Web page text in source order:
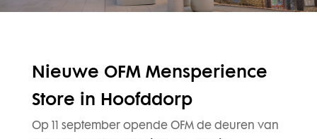
Nieuwe OFM Mensperience
Store in Hoofddorp
Op 11 september opende OFM de deuren van